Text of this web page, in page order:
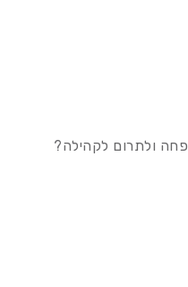
ולתרום לקהילה?